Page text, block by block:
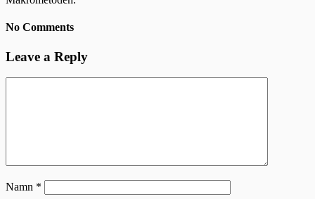
No Comments
Leave a Reply
Namn *